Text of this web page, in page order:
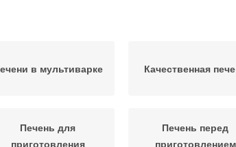
в мультиварке Качественная
Печень для
приготовления
Печень перед
приготовлением